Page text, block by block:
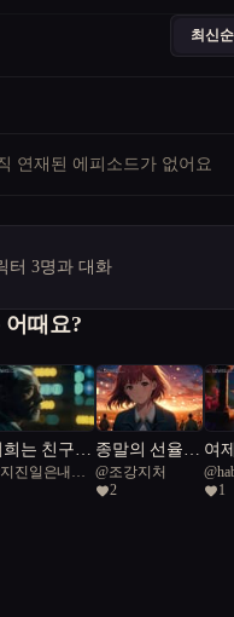
최신순
연재된 에피소드가 없어요
터 3명과 대화
때요?
희는 친구
면 적이야
지진일은내강
종말의 선율:
잿빛 세계의
등대
@조강지처
2
여
의
으
@
1